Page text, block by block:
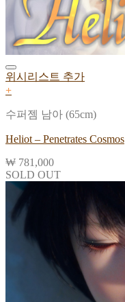
위시리스트 추가
+
수퍼젬 남아 (65cm)
Heliot – Penetrates Cosmos
₩ 781,000
SOLD OUT